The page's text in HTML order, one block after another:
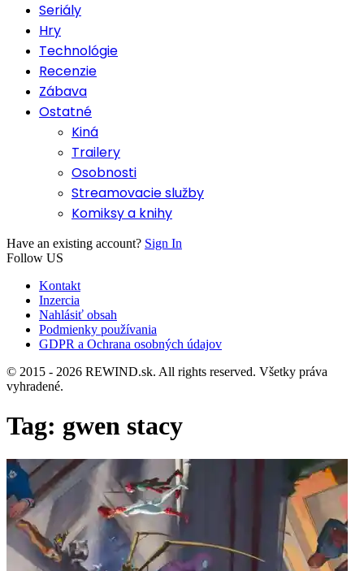
Seriály
Hry
Technológie
Recenzie
Zábava
Ostatné
Kiná
Trailery
Osobnosti
Streamovacie služby
Komiksy a knihy
Have an existing account? Sign In
Follow US
Kontakt
Inzercia
Nahlásiť obsah
Podmienky používania
GDPR a Ochrana osobných údajov
© 2015 - 2026 REWIND.sk. All rights reserved. Všetky práva
vyhradené.
Tag: gwen stacy